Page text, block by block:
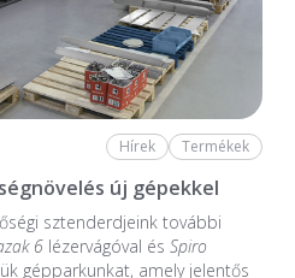
Hírek Termékek
új gépekkel
sztenderdjeink további
6lézervágóval és Spiro
gépparkunkat, amely jelentős